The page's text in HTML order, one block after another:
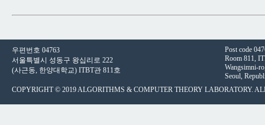
우편번호 04763
서울특별시 성동구 왕십리로 222
(사근동, 한양대학교) ITBT관 811호
Post code
Room 811,
Wangsimni-
Seoul,
COPYRIGHT © 2019 ALGORITHMS & COMPUTER THEORY LABORATORY.